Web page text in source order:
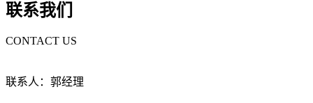
联系我们
CONTACT US
联系人：郭经理